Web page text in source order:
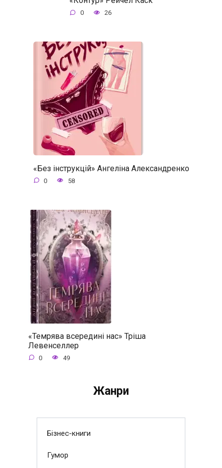
0 26
«Без інструкцій» Ангеліна Александренко
0 58
«Темрява всередині нас» Тріша
Левенселлер
0 49
Жанри
Бізнес-книги
Гумор